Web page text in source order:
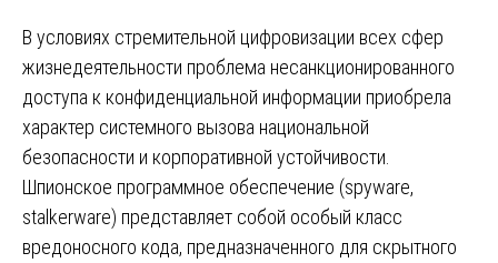
В условиях стремительной цифровизации всех сфер
жизнедеятельности проблема несанкционированного
доступа к конфиденциальной информации приобрела
характер системного вызова национальной
безопасности и корпоративной устойчивости.
Шпионское программное обеспечение (spyware,
stalkerware) представляет собой особый класс
вредоносного кода, предназначенного для скрытного